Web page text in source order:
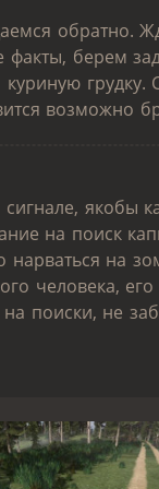
обратно.
берем
грудку.
возможно
якобы
на поиск
нарваться на
человека,
поиски, не